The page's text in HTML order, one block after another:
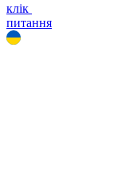
клік
питання